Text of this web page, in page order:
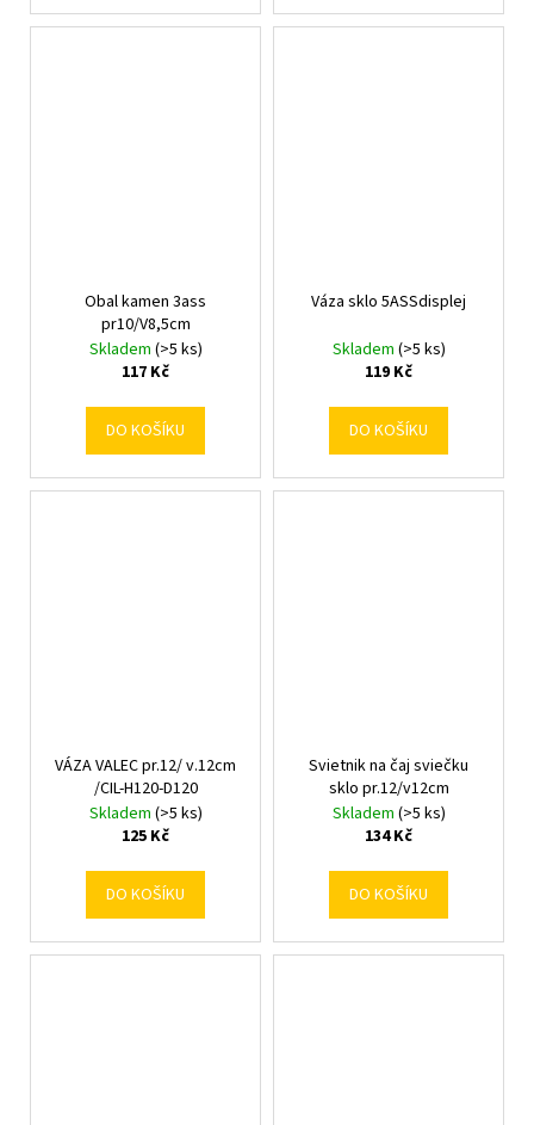
Obal kamen 3ass
pr10/V8,5cm
Skladem (>5 ks)
117 Kč
DO KOŠÍKU
Váza sklo 5ASSdisplej
Skladem (>5 ks)
119 Kč
DO KOŠÍKU
VÁZA VALEC pr.12/ v.12cm
/CIL-H120-D120
Skladem (>5 ks)
125 Kč
DO KOŠÍKU
Svietnik na čaj sviečku
sklo pr.12/v12cm
Skladem (>5 ks)
134 Kč
DO KOŠÍKU